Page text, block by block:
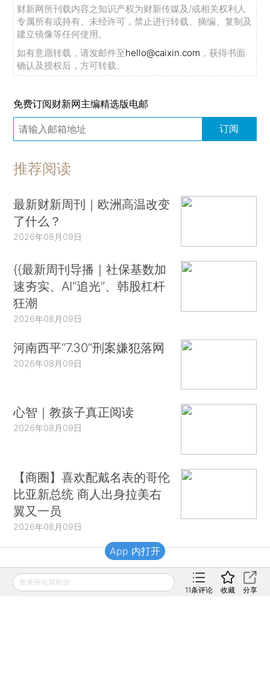
财新网所刊载内容之知识产权为财新传媒及/或相关权利人
专属所有或持有。未经许可，禁止进行转载、摘编、复制及
建立镜像等任何使用。
如有意愿转载，请发邮件至hello@caixin.com ，获得书面
确认及授权后，方可转载。
免费订阅财新网主编精选版电邮
订阅
推荐阅读
最新财新周刊｜欧洲高温改变
了什么？
2026年08月09日
{{最新周刊导播｜社保基数加
速夯实、AI“追光”、韩股杠杆
狂潮
2026年08月09日
河南西平“7.30”刑案嫌犯落网
2026年08月09日
心智｜教孩子真正阅读
2026年08月09日
【商圈】喜欢配戴名表的哥伦
比亚新总统 商人出身拉美右
翼又一员
2026年08月09日
财新移动
发表评论得积分
11条评论 收藏 分享
App 内打开